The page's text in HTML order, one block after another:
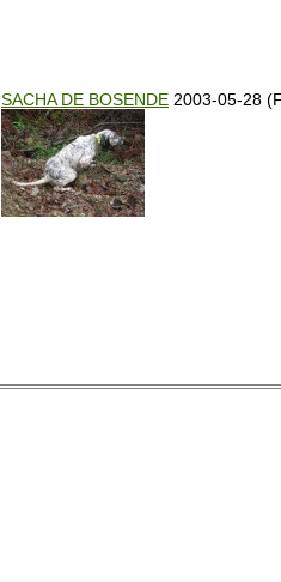
SACHA DE BOSENDE 2003-05-28